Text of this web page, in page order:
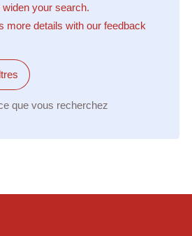
your search.
more details with our feedback
que vous recherchez